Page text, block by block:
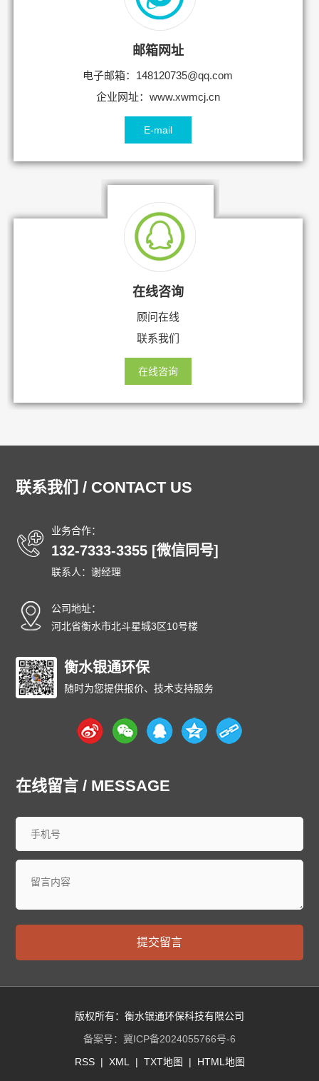
邮箱网址
电子邮箱：148120735@qq.com
企业网址：www.xwmcj.cn
E-mail
在线咨询
顾问在线
联系我们
在线咨询
联系我们 / CONTACT US
业务合作：
132-7333-3355 [微信同号]
联系人：谢经理
公司地址：
河北省衡水市北斗星城3区10号楼
衡水银通环保
随时为您提供报价、技术支持服务
在线留言 / MESSAGE
提交留言
版权所有：衡水银通环保科技有限公司
备案号： 冀ICP备2024055766号-6
RSS| XML| TXT地图 | HTML地图